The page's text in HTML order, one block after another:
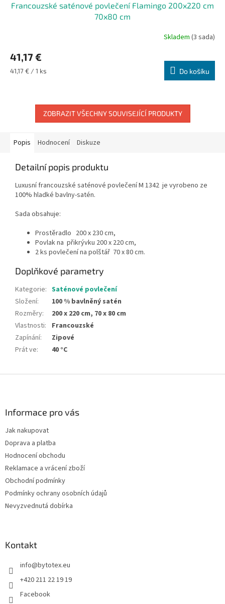
Francouzské saténové povlečení Flamingo 200x220 cm
70x80 cm
produktu
je
5,0
hvězdiček.
Skladem(3 sada)
41,17 €
Měrná
41,17 € / 1 ks Do košíku
ZOBRAZIT VŠECHNY SOUVISEJÍCÍ PRODUKTY
Popis Hodnocení Diskuze
Detailní popis produktu
Luxusní francouzské saténové povlečení M 1342 je vyrobeno ze
100% hladké bavlny-satén.
Sada obsahuje:
Prostěradlo 200 x 230 cm,
Povlak na přikrývku 200 x 220 cm,
2 ks povlečení na polštář 70 x 80 cm.
Doplňkové parametry
Kategorie: Saténové povlečení
Složení:
100 % bavlněný satén
Rozměry:
200 x 220 cm, 70 x 80 cm
Vlastnosti:
Francouzské
Zapínání:
Zipové
Prát ve: 40 °C
Informace pro vás
Jak nakupovat
Doprava a platba
Hodnocení obchodu
Reklamace a vrácení zboží
Obchodní podmínky
Podmínky ochrany osobních údajů
Nevyzvednutá dobírka
Kontakt
info@bytotex.eu
+420 211 22 19 19
Facebook